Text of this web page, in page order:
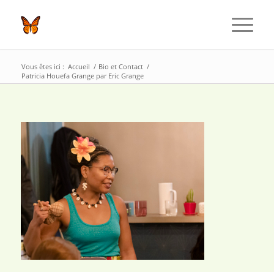
Vous êtes ici : Accueil / Bio et Contact /
Patricia Houefa Grange par Eric Grange